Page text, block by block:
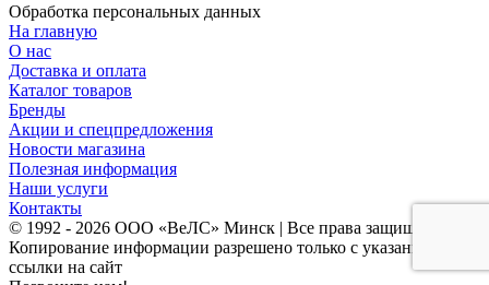
Обработка персональных данных
На главную
О нас
Доставка и оплата
Каталог товаров
Бренды
Акции и спецпредложения
Новости магазина
Полезная информация
Наши услуги
Контакты
© 1992 - 2026 ООО «ВеЛС» Минск | Все права защищены
Копирование информации разрешено только с указанием
ссылки на сайт